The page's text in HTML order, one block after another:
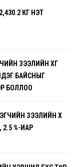
КГ ҮНЭТ
ЗЭЭЛИЙН ХҮҮГ
БАЙСНЫГ
БОЛЛОО
ЗЭЭЛИЙН ХҮҮ
2.5 %-ИАР